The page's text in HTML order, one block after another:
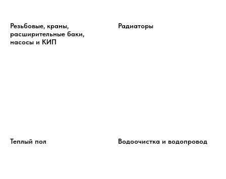
Резьбовые, краны,
расширительные баки,
насосы и КИП
Радиаторы
Теплый пол Водоочистка и водопровод